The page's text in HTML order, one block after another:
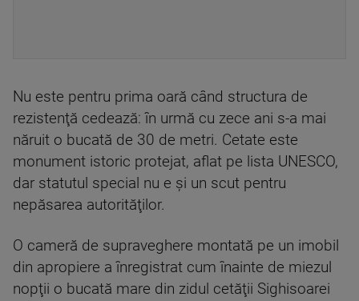
Nu este pentru prima oară când structura de
rezistenţă cedează: în urmă cu zece ani s-a mai
năruit o bucată de 30 de metri. Cetate este
monument istoric protejat, aflat pe lista UNESCO,
dar statutul special nu e şi un scut pentru
nepăsarea autorităţilor.
O cameră de supraveghere montată pe un imobil
din apropiere a înregistrat cum înainte de miezul
nopţii o bucată mare din zidul cetăţii Sighisoarei